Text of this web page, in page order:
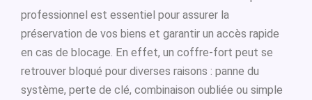
professionnel est essentiel pour assurer la
préservation de vos biens et garantir un accès rapide
en cas de blocage. En effet, un coffre-fort peut se
retrouver bloqué pour diverses raisons : panne du
système, perte de clé, combinaison oubliée ou simple